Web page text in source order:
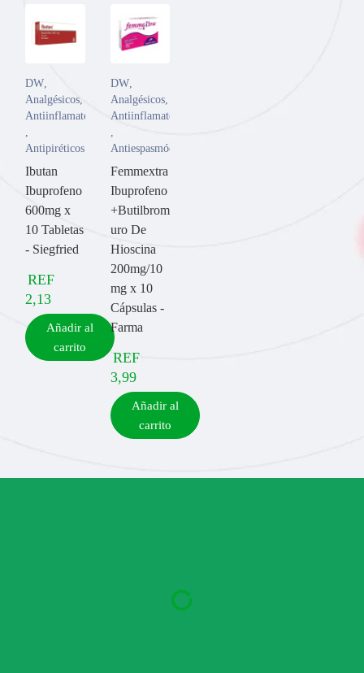
DW,
Analgésicos,
Antiinflamatorios
,
Antipiréticos
Ibutan
Ibuprofeno
600mg x
10 Tabletas
- Siegfried
REF
2,13
Añadir al
carrito
DW,
Analgésicos,
Antiinflamatorios
,
Antiespasmódicos
Femmextra
Ibuprofeno
+Butilbrom
uro De
Hioscina
200mg/10
mg x 10
Cápsulas -
Farma
REF
3,99
Añadir al
carrito